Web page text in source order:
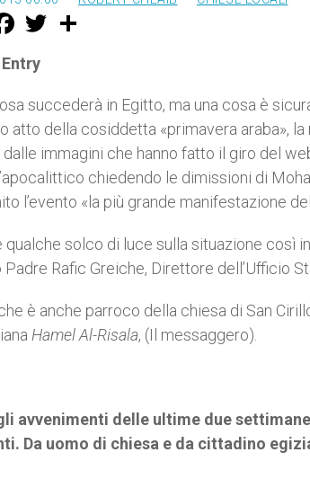
F
a
e
b
o
k
w
r
succederà in Egitto, ma una cosa è
atto della cosiddetta «primavera araba»,
immagini che hanno fatto il giro del
chiedendo le dimissioni di
l’evento «la più grande manifestazione
qualche solco di luce sulla situazione così
Rafic Greiche, Direttore dell’Ufficio
è anche parroco della chiesa di San
Hamel Al-Risala, (Il messaggero).
avvenimenti delle ultime due
Da uomo di chiesa e da cittadino